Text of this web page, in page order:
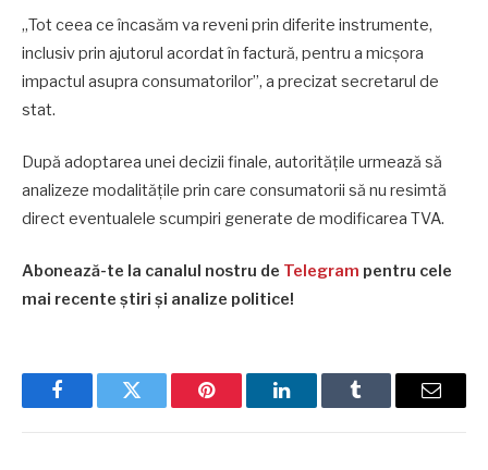
„Tot ceea ce încasăm va reveni prin diferite instrumente,
inclusiv prin ajutorul acordat în factură, pentru a micșora
impactul asupra consumatorilor”, a precizat secretarul de
stat.
După adoptarea unei decizii finale, autoritățile urmează să
analizeze modalitățile prin care consumatorii să nu resimtă
direct eventualele scumpiri generate de modificarea TVA.
Abonează-te la canalul nostru de Telegram pentru cele
mai recente știri și analize politice!
FacebookTwitter Pinterest LinkedInTumblr Email